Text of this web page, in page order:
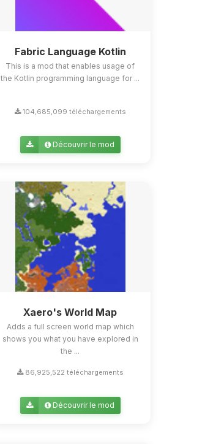
Fabric Language Kotlin
This is a mod that enables usage of
the Kotlin programming language for ...
104,685,099 téléchargements
Découvrir le mod
Xaero's World Map
Adds a full screen world map which
shows you what you have explored in
the ...
86,925,522 téléchargements
Découvrir le mod